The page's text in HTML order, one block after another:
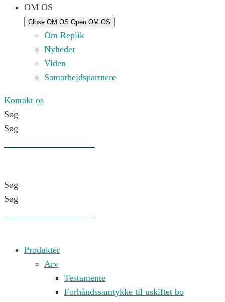
OM OS
Close OM OS Open OM OS
Om Replik
Nyheder
Viden
Samarbejdspartnere
Kontakt os
Søg
Søg
Søg
Søg
Produkter
Arv
Testamente
Forhåndssamtykke til uskiftet bo